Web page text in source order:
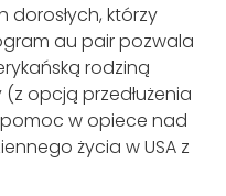
dorosłych, którzy
au pair pozwala
rodziną
opcją przedłużenia
w opiece nad
życia w USA z